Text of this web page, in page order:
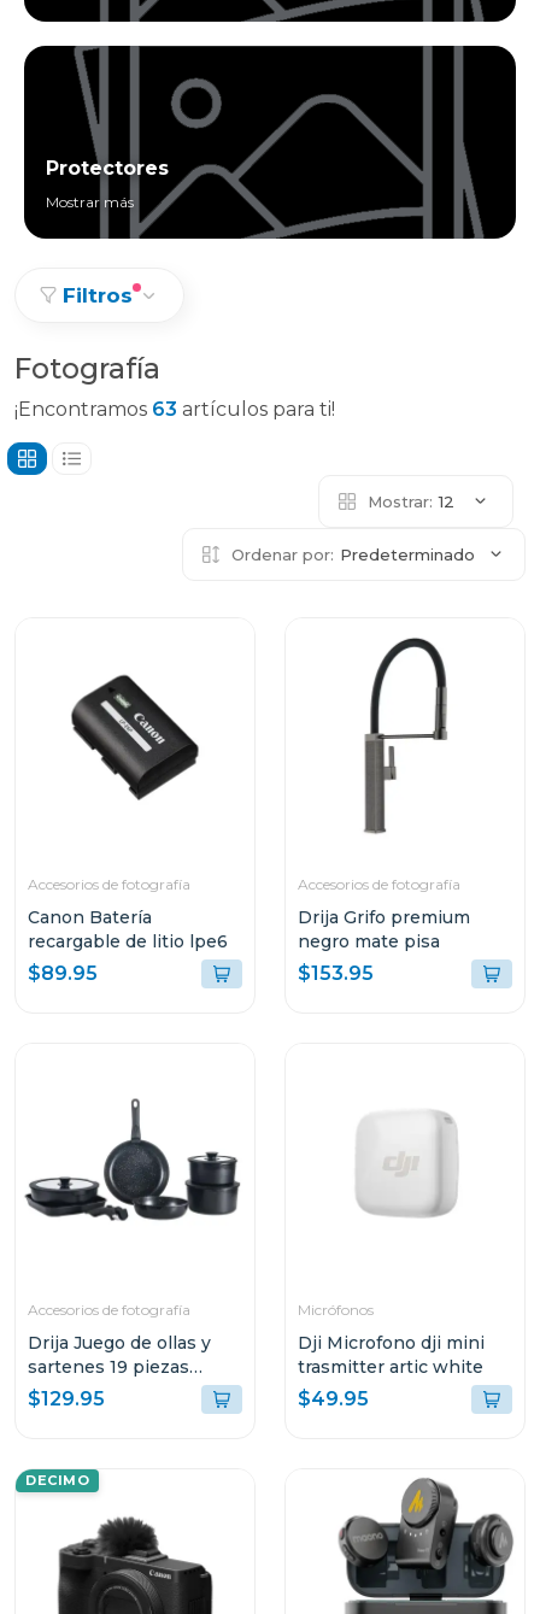
Protectores
Mostrar más
Filtros
Fotografía
¡Encontramos 63 artículos para ti!
Mostrar: 12
Ordenar por: Predeterminado
Accesorios de fotografía
Canon Batería
recargable de litio lpe6
$89.95
Accesorios de fotografía
Drija Grifo premium
negro mate pisa
$153.95
Accesorios de fotografía
Drija Juego de ollas y
sartenes 19 piezas
negro antiadherentes
$129.95
Micrófonos
Dji Microfono dji mini
trasmitter artic white
$49.95
DECIMO